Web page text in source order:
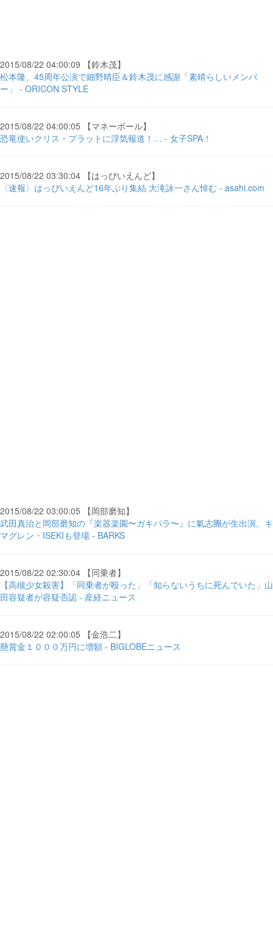
2015/08/22 04:00:09 【鈴木茂】
松本隆、45周年公演で細野晴臣＆鈴木茂に感謝「素晴らしいメンバ
ー」 - ORICON STYLE
2015/08/22 04:00:05 【マネーボール】
恐竜使いクリス・プラットに浮気報道！… - 女子SPA！
2015/08/22 03:30:04 【はっぴいえんど】
〈速報〉はっぴいえんど16年ぶり集結 大滝詠一さん悼む - asahi.com
2015/08/22 03:00:05 【岡部磨知】
武田真治と岡部磨知の『楽器楽園〜ガキパラ〜』に氣志團が生出演。キ
マグレン・ISEKIも登場 - BARKS
2015/08/22 02:30:04 【同乗者】
【高槻少女殺害】「同乗者が殴った」「知らないうちに死んでいた」山
田容疑者が容疑否認 - 産経ニュース
2015/08/22 02:00:05 【金浩二】
懸賞金１０００万円に増額 - BIGLOBEニュース